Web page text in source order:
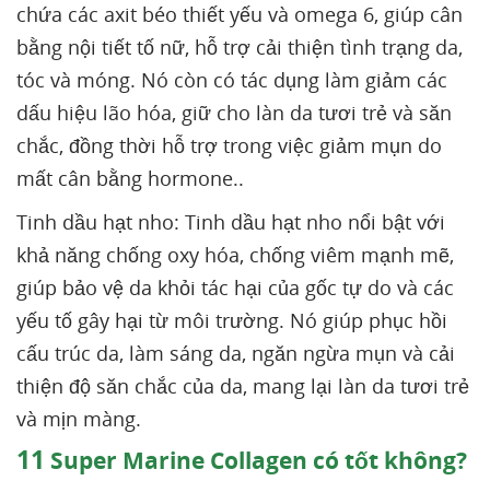
chứa các axit béo thiết yếu và omega 6, giúp cân
bằng nội tiết tố nữ, hỗ trợ cải thiện tình trạng da,
tóc và móng. Nó còn có tác dụng làm giảm các
dấu hiệu lão hóa, giữ cho làn da tươi trẻ và săn
chắc, đồng thời hỗ trợ trong việc giảm mụn do
mất cân bằng hormone..
Tinh dầu hạt nho: Tinh dầu hạt nho nổi bật với
khả năng chống oxy hóa, chống viêm mạnh mẽ,
giúp bảo vệ da khỏi tác hại của gốc tự do và các
yếu tố gây hại từ môi trường. Nó giúp phục hồi
cấu trúc da, làm sáng da, ngăn ngừa mụn và cải
thiện độ săn chắc của da, mang lại làn da tươi trẻ
và mịn màng.
11 Super Marine Collagen có tốt không?